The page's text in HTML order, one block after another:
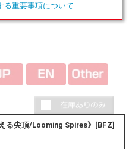
る重要事項について
る尖頂/Looming Spires》[BFZ]